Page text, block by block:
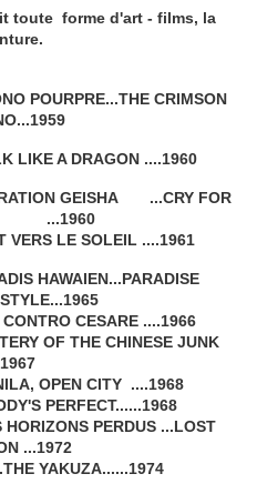
toute forme d'art - films, la
POURPRE...THE CRIMSON
LIKE A DRAGON ....1960
GEISHA ...CRY FOR
...1960
VERS LE SOLEIL ....1961
HAWAIEN...PARADISE
CESARE ....1966
OF THE CHINESE JUNK
OPEN CITY ....1968
PERFECT......1968
PERDUS ...LOST
...1972
YAKUZA......1974